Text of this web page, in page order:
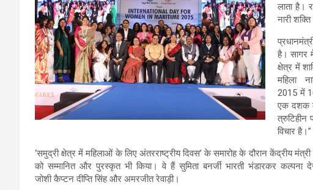
लाता है।
नारी
है। सागर
क्षेत्र में
महिला
2015 में
एक दशक
त्रुटिहीन
विचार है।”
‘समुद्री क्षेत्र में महिलाओं के लिए अंतरराष्ट्रीय दिवस’ के समारोह के दौरान केंद्रीय
को सम्मानित और पुरस्कृत भी किया। वे हैं सुमिता बनर्जी भारती भंडारकर कल्पना
जोशी कैप्टन दीप्ति सिंह और अमरजीत रेवाड़ी।